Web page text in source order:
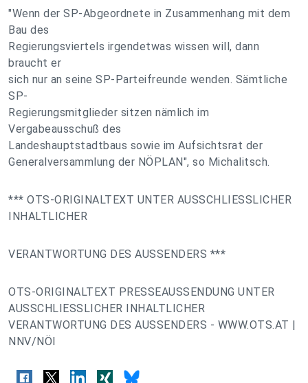
"Wenn der SP-Abgeordnete in Zusammenhang mit dem
Bau des
Regierungsviertels irgendetwas wissen will, dann
braucht er
sich nur an seine SP-Parteifreunde wenden. Sämtliche
SP-
Regierungsmitglieder sitzen nämlich im
Vergabeausschuß des
Landeshauptstadtbaus sowie im Aufsichtsrat der
Generalversammlung der NÖPLAN", so Michalitsch.
*** OTS-ORIGINALTEXT UNTER AUSSCHLIESSLICHER
INHALTLICHER
VERANTWORTUNG DES AUSSENDERS ***
OTS-ORIGINALTEXT PRESSEAUSSENDUNG UNTER
AUSSCHLIESSLICHER INHALTLICHER
VERANTWORTUNG DES AUSSENDERS - WWW.OTS.AT |
NNV/NÖI